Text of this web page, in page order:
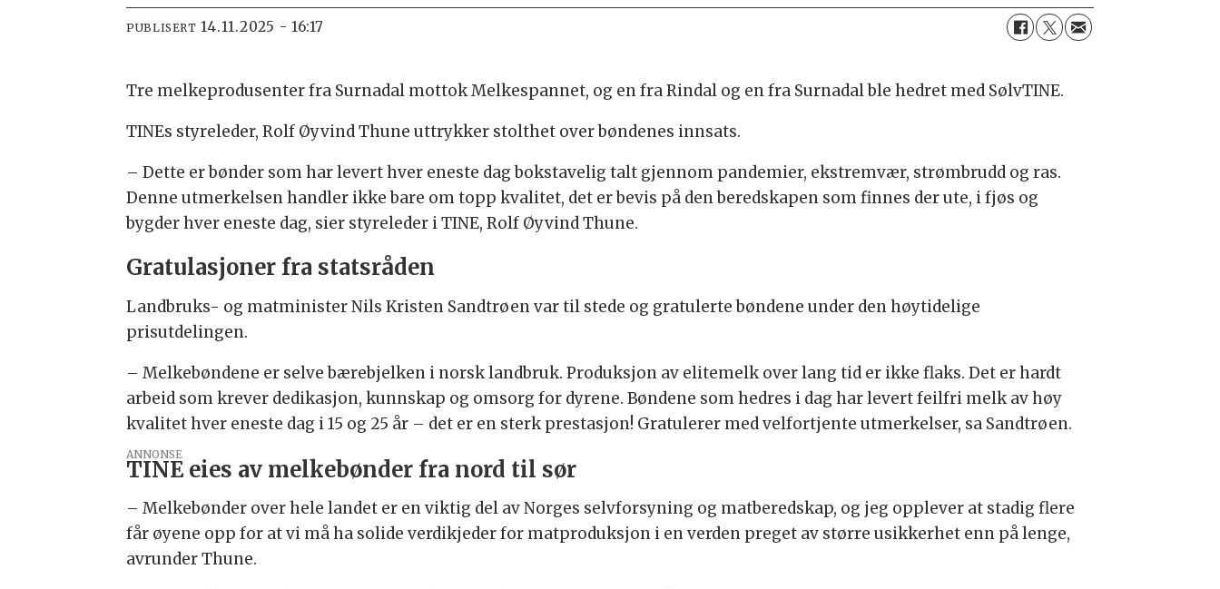
PUBLISERT 14.11.2025 - 16:17
Tre melkeprodusenter fra Surnadal mottok Melkespannet, og en fra Rindal og en fra Surnadal ble hedret med SølvTINE.
TINEs styreleder, Rolf Øyvind Thune uttrykker stolthet over bøndenes innsats.
– Dette er bønder som har levert hver eneste dag bokstavelig talt gjennom pandemier, ekstremvær, strømbrudd og ras.
Denne utmerkelsen handler ikke bare om topp kvalitet, det er bevis på den beredskapen som finnes der ute, i fjøs og
bygder hver eneste dag, sier styreleder i TINE, Rolf Øyvind Thune.
Gratulasjoner fra statsråden
Landbruks- og matminister Nils Kristen Sandtrøen var til stede og gratulerte bøndene under den høytidelige
prisutdelingen.
– Melkebøndene er selve bærebjelken i norsk landbruk. Produksjon av elitemelk over lang tid er ikke flaks. Det er hardt
arbeid som krever dedikasjon, kunnskap og omsorg for dyrene. Bøndene som hedres i dag har levert feilfri melk av høy
kvalitet hver eneste dag i 15 og 25 år – det er en sterk prestasjon! Gratulerer med velfortjente utmerkelser, sa Sandtrøen.
ANNONSE
TINE eies av melkebønder fra nord til sør
– Melkebønder over hele landet er en viktig del av Norges selvforsyning og matberedskap, og jeg opplever at stadig flere
får øyene opp for at vi må ha solide verdikjeder for matproduksjon i en verden preget av større usikkerhet enn på lenge,
avrunder Thune.